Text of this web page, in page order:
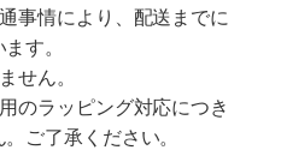
事情により、配送までに
す。
せん。
のラッピング対応につき
ご了承ください。